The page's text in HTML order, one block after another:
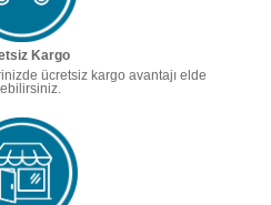
Kargo
ücretsiz kargo avantajı elde